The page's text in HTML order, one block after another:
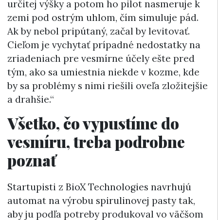
určitej výšky a potom ho pilot nasmeruje k
zemi pod ostrým uhlom, čím simuluje pád.
Ak by nebol pripútaný, začal by levitovať.
Cieľom je vychytať prípadné nedostatky na
zriadeniach pre vesmírne účely ešte pred
tým, ako sa umiestnia niekde v kozme, kde
by sa problémy s nimi riešili oveľa zložitejšie
a drahšie.“
Všetko, čo vypustíme do
vesmíru, treba podrobne
poznať
Startupisti z BioX Technologies navrhujú
automat na výrobu spirulinovej pasty tak,
aby ju podľa potreby produkoval vo väčšom